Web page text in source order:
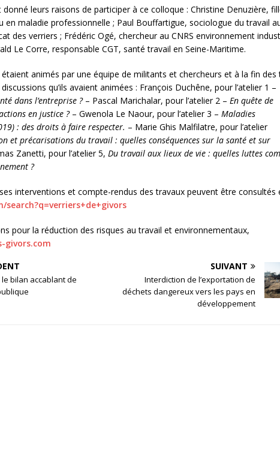
leurs raisons de participer à ce colloque : Christine Denuzière,
en maladie professionnelle ; Paul Bouffartigue, sociologue du travail
des verriers ; Frédéric Ogé, chercheur au CNRS environnement
Le Corre, responsable CGT, santé travail en Seine-Maritime.
animés par une équipe de militants et chercheurs et à la fin des
qu’ils avaient animées : François Duchêne, pour l’atelier 1 –
dans l’entreprise ?– Pascal Marichalar, pour l’atelier 2 – En quête de
en justice ?– Gwenola Le Naour, pour l’atelier 3 – Maladies
: des droits à faire respecter. – Marie Ghis Malfilatre, pour l’atelier
et précarisations du travail : quelles conséquences sur la santé et sur
Zanetti, pour l’atelier 5, Du travail aux lieux de vie : quelles luttes
?
interventions et compte-rendus des travaux peuvent être consultés
search?q=verriers+de+givors
pour la réduction des risques au travail et environnementaux,
givors.com
le bilan accablant de
SUIVANT
Interdiction de l’exportation de
déchets dangereux vers les pays en
développement